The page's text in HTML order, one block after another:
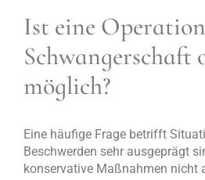
Ist eine
Schwangerschaft
möglich?
Eine häufige Frage betrifft
Beschwerden sehr ausgeprägt
konservative Maßnahmen nicht